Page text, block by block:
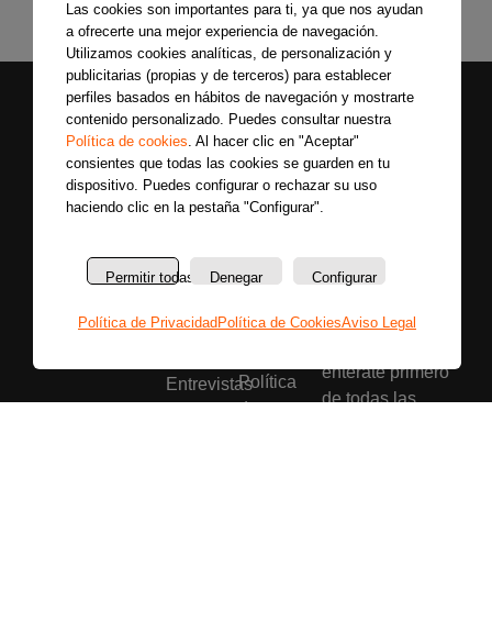
Las cookies son importantes para ti, ya que nos ayudan
a ofrecerte una mejor experiencia de navegación.
Utilizamos cookies analíticas, de personalización y
publicitarias (propias y de terceros) para establecer
perfiles basados en hábitos de navegación y mostrarte
contenido personalizado. Puedes consultar nuestra
Política de cookies. Al hacer clic en "Aceptar"
consientes que todas las cookies se guarden en tu
dispositivo. Puedes configurar o rechazar su uso
haciendo clic en la pestaña "Configurar".
Permitir todas Denegar Configurar
Política de Privacidad Política de CookiesAviso Legal
Secciones
noticias
Entrevistas
Sobre
La
Política
de
Síguenos
Únete a nuestras
entérate primero
de todas las